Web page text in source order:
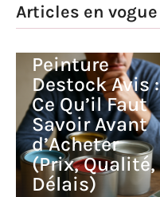
Articles en vogue
Peinture
Destock Avis :
Ce Qu’il Faut
Savoir Avant
d’Acheter
(Prix, Qualité,
Délais)